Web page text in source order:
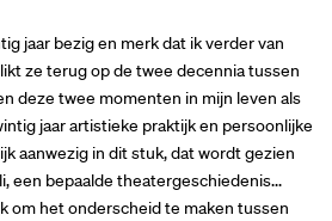
jaar bezig en merk dat ik verder van
ze terug op de twee decennia tussen
deze twee momenten in mijn leven als
jaar artistieke praktijk en persoonlijke
aanwezig in dit stuk, dat wordt gezien
een bepaalde theatergeschiedenis...
om het onderscheid te maken tussen